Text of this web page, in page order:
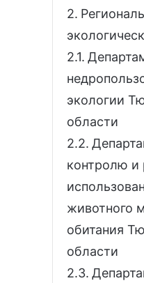
экологии
области
контролю и
животного
обитания
области